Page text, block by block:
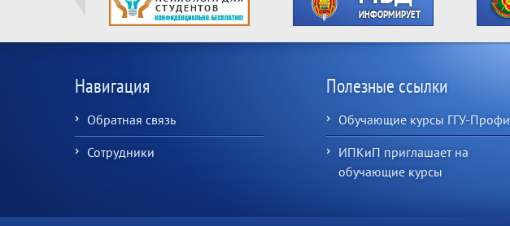
Навигация
Обратная связь
Сотрудники
Полезные ссылки
Обучающие курсы ГГУ-Профи
ИПКиП приглашает на
обучающие курсы